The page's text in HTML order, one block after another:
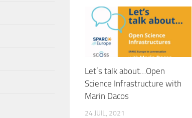
Let’s talk about…Open
Science Infrastructure with
Marin Dacos
24 JUIL, 2021